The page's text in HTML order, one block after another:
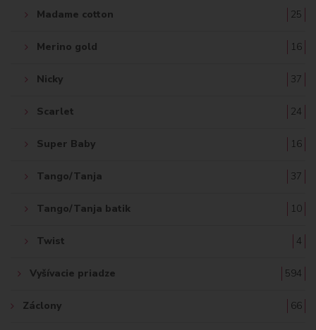
Madame cotton 25
Merino gold 16
Nicky 37
Scarlet 24
Super Baby 16
Tango/Tanja 37
Tango/Tanja batik 10
Twist 4
Vyšívacie priadze 594
Záclony 66